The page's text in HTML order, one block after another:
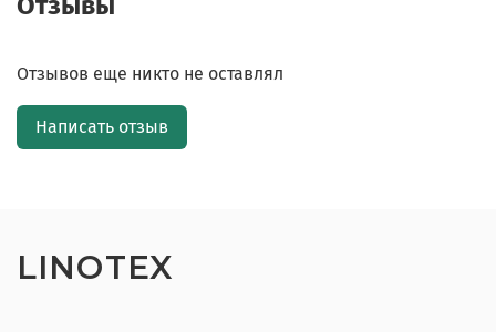
Отзывов еще никто не оставлял
Написать отзыв
LINOTEX